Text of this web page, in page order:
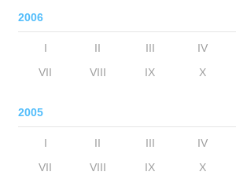
2006
I II III IV
VII
VIII IX X
2005
I II III IV
VII
VIII IX X